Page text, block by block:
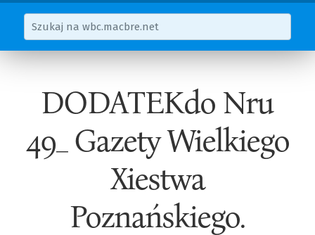
DODATEKdo Nru
49_ Gazety Wielkiego
Xiestwa
Poznańskiego.